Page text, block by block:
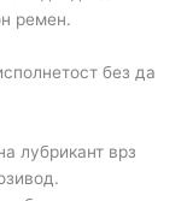
ремен.
без да
лубрикант врз